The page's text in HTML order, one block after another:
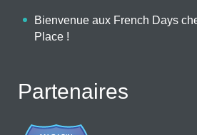
Bienvenue aux French Days
Place !
Partenaires